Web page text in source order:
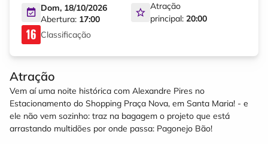
Dom, 18/10/2026
Abertura: 17:00
Atração
principal: 20:00
Classificação
Atração
Vem aí uma noite histórica com Alexandre Pires no
Estacionamento do Shopping Praça Nova, em Santa Maria! - e
ele não vem sozinho: traz na bagagem o projeto que está
arrastando multidões por onde passa: Pagonejo Bão!